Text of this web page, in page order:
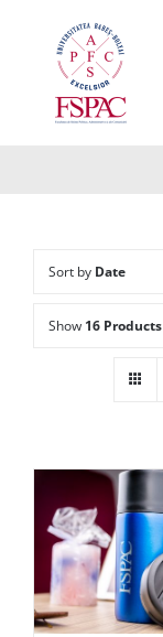
Sort by Date
Show 16 Products